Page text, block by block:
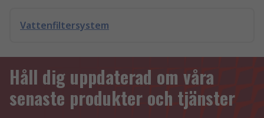
Vattenfiltersystem
Håll dig uppdaterad om våra
senaste produkter och tjänster